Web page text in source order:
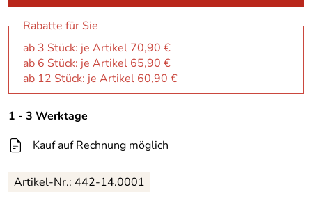
Rabatte für Sie
ab 3 Stück: je Artikel 70,90 €
ab 6 Stück: je Artikel 65,90 €
ab 12 Stück: je Artikel 60,90 €
1 - 3 Werktage
Kauf auf Rechnung möglich
Artikel-Nr.: 442-14.0001